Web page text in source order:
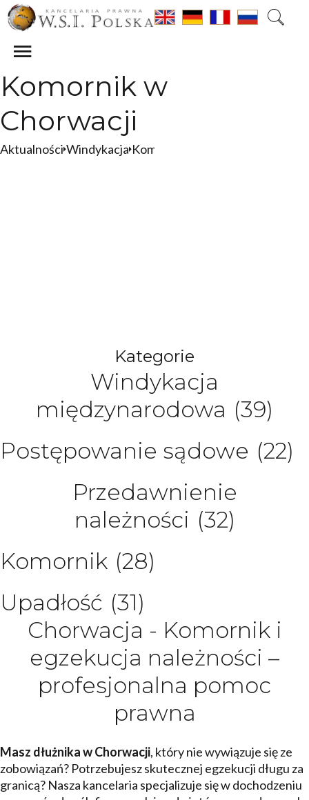
Komornik w
Chorwacji
Aktualności Windykacja Komornik
Chorwacja - Komornik i
egzekucja należności –
profesjonalna pomoc
prawna
Masz dłużnika w Chorwacji, który nie wywiązuje się ze
zobowiązań? Potrzebujesz skutecznej egzekucji długu za
granicą? Nasza kancelaria specjalizuje się w dochodzeniu
Kategorie
Windykacja
międzynarodowa (39)
Postępowanie sądowe (22)
Przedawnienie
należności (32)
Komornik (28)
Upadłość (31)